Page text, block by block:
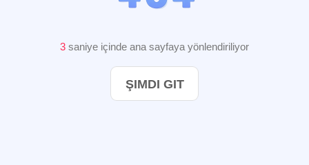
3 saniye içinde ana sayfaya yönlendiriliyor
ŞIMDI GIT